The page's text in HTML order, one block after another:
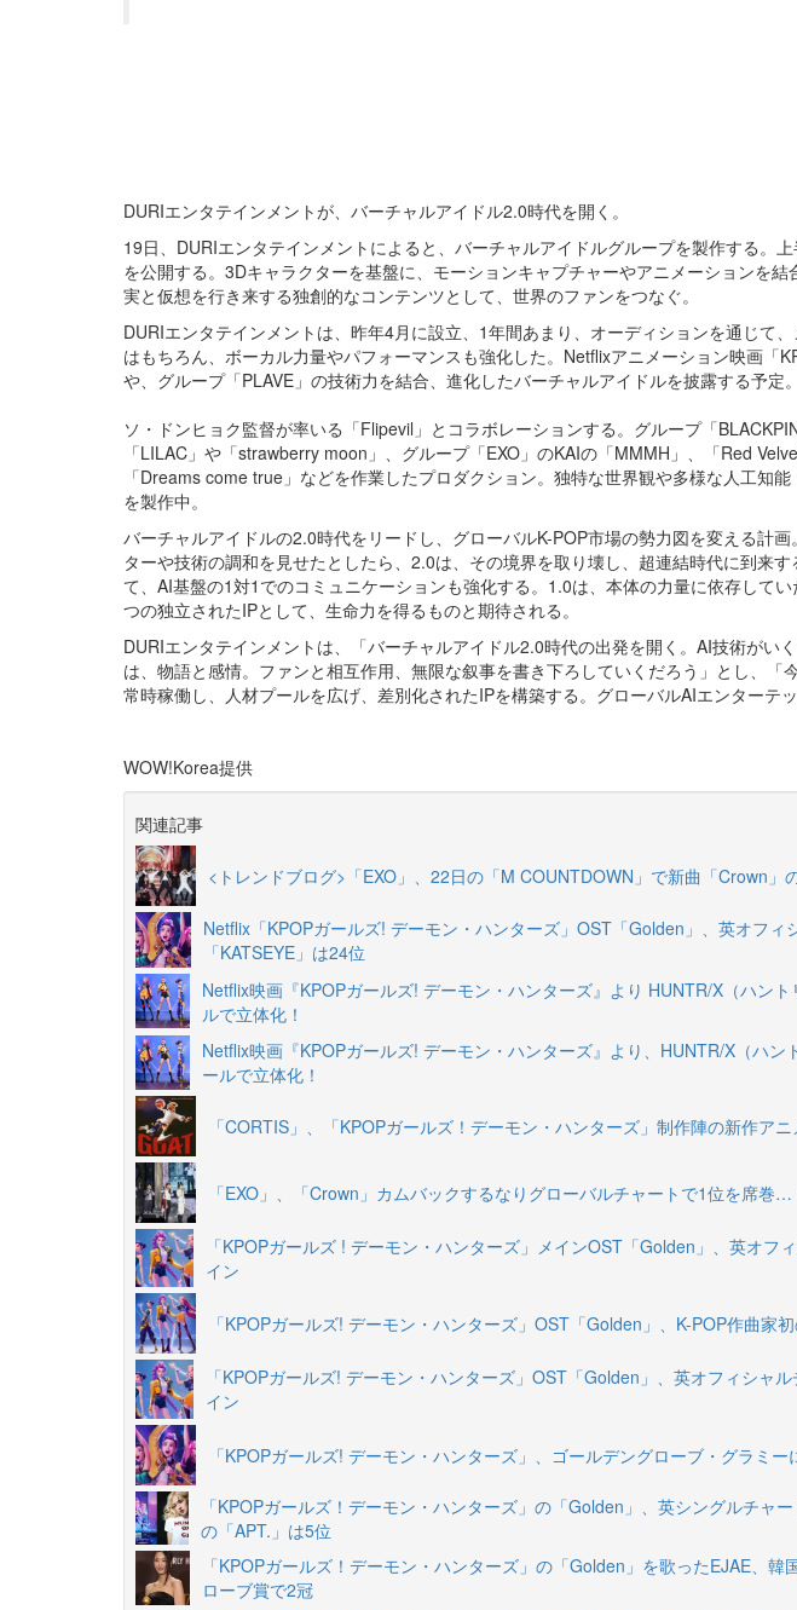
DURIエンタテインメントが、バーチャルアイドル2.0時代を開く。
19日、DURIエンタテインメントによると、バーチャルアイドルグループを製作する。
を公開する。3Dキャラクターを基盤に、モーションキャプチャーやアニメーションを
実と仮想を行き来する独創的なコンテンツとして、世界のファンをつなぐ。
DURIエンタテインメントは、昨年4月に設立、1年間あまり、オーディションを通じて
はもちろん、ボーカル力量やパフォーマンスも強化した。Netflixアニメーション映画「
や、グループ「PLAVE」の技術力を結合、進化したバーチャルアイドルを披露する予定。
ソ・ドンヒョク監督が率いる「Flipevil」とコラボレーションする。グループ「
「LILAC」や「strawberry moon」、グループ「EXO」のKAIの「MMMH」、「Red
「Dreams come true」などを作業したプロダクション。独特な世界観や多様な人工知
を製作中。
バーチャルアイドルの2.0時代をリードし、グローバルK-POP市場の勢力図を変える計
ターや技術の調和を見せたとしたら、2.0は、その境界を取り壊し、超連結時代に到来
て、AI基盤の1対1でのコミュニケーションも強化する。1.0は、本体の力量に依存して
つの独立されたIPとして、生命力を得るものと期待される。
DURIエンタテインメントは、「バーチャルアイドル2.0時代の出発を開く。AI技術がい
は、物語と感情。ファンと相互作用、無限な叙事を書き下ろしていくだろう」とし、「
常時稼働し、人材プールを広げ、差別化されたIPを構築する。グローバルAIエンターテ
WOW!Korea提供
関連記事
<トレンドブログ>「EXO」、22日の「M COUNTDOWN」で新曲「Crown」
Netflix「KPOPガールズ! デーモン・ハンターズ」OST「Golden」、英オフ
「KATSEYE」は24位
Netflix映画『KPOPガールズ! デーモン・ハンターズ』より HUNTR/X（ハン
ルで立体化！
Netflix映画『KPOPガールズ! デーモン・ハンターズ』より、HUNTR/X（ハ
ールで立体化！
「CORTIS」、「KPOPガールズ！デーモン・ハンターズ」制作陣の新作ア
「EXO」、「Crown」カムバックするなりグローバルチャートで1位を席巻…
「KPOPガールズ ! デーモン・ハンターズ」メインOST「Golden」、英オ
イン
「KPOPガールズ! デーモン・ハンターズ」OST「Golden」、K-POP作曲家
「KPOPガールズ! デーモン・ハンターズ」OST「Golden」、英オフィシャ
イン
「KPOPガールズ! デーモン・ハンターズ」、ゴールデングローブ・グラミ
「KPOPガールズ！デーモン・ハンターズ」の「Golden」、英シングルチャ
の「APT.」は5位
「KPOPガールズ！デーモン・ハンターズ」の「Golden」を歌ったEJAE、
ローブ賞で2冠